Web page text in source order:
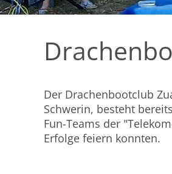
Der Drachenbootclub
Schwerin, besteht
Fun-Teams der
Erfolge feiern konnten.